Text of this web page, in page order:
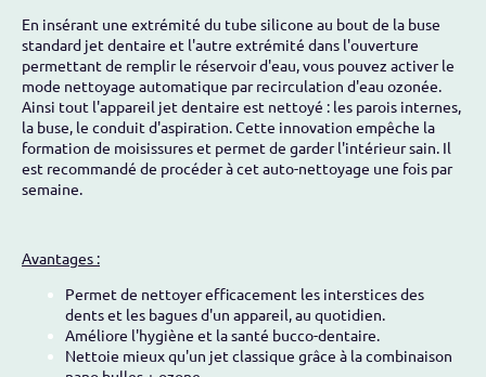
En insérant une extrémité du tube silicone au bout de la buse
standard jet dentaire et l'autre extrémité dans l'ouverture
permettant de remplir le réservoir d'eau, vous pouvez activer le
mode nettoyage automatique par recirculation d'eau ozonée.
Ainsi tout l'appareil jet dentaire est nettoyé : les parois internes,
la buse, le conduit d'aspiration. Cette innovation empêche la
formation de moisissures et permet de garder l'intérieur sain. Il
est recommandé de procéder à cet auto-nettoyage une fois par
semaine.
Avantages :
Permet de nettoyer efficacement les interstices des
dents et les bagues d'un appareil, au quotidien.
Améliore l'hygiène et la santé bucco-dentaire.
Nettoie mieux qu'un jet classique grâce à la combinaison